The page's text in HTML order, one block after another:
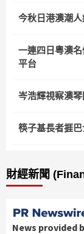
今秋日港澳潮人
一連四日粵澳
平台
岑浩輝視察澳
筷子基長者捱
財經新聞
News provided